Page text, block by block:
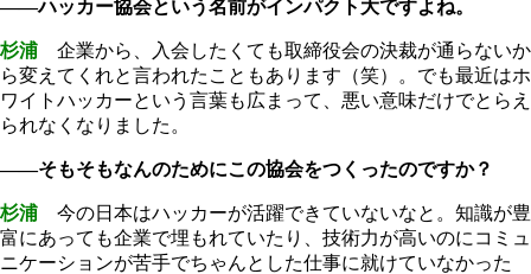
――ハッカー協会という名前がインパクト大ですよね。
杉浦 企業から、入会したくても取締役会の決裁が通らないか
ら変えてくれと言われたこともあります（笑）。でも最近はホ
ワイトハッカーという言葉も広まって、悪い意味だけでとらえ
られなくなりました。
――そもそもなんのためにこの協会をつくったのですか？
杉浦 今の日本はハッカーが活躍できていないなと。知識が豊
富にあっても企業で埋もれていたり、技術力が高いのにコミュ
ニケーションが苦手でちゃんとした仕事に就けていなかった